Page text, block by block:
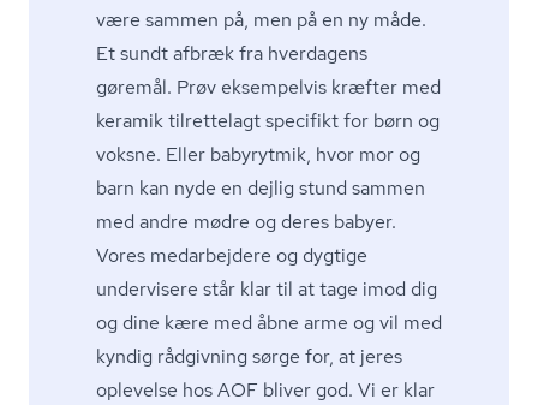
være sammen på, men på en ny måde.
Et sundt afbræk fra hverdagens
gøremål. Prøv eksempelvis kræfter med
keramik tilrettelagt specifikt for børn og
voksne. Eller babyrytmik, hvor mor og
barn kan nyde en dejlig stund sammen
med andre mødre og deres babyer.
Vores medarbejdere og dygtige
undervisere står klar til at tage imod dig
og dine kære med åbne arme og vil med
kyndig rådgivning sørge for, at jeres
oplevelse hos AOF bliver god. Vi er klar